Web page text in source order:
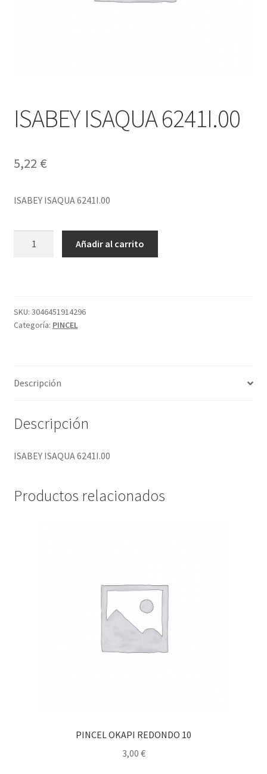
ISABEY ISAQUA 6241I.00
5,22 €
ISABEY ISAQUA 6241I.00
Añadir al carrito
SKU: 3046451914296
Categoría: PINCEL
Descripción
Descripción
ISABEY ISAQUA 6241I.00
Productos relacionados
PINCEL OKAPI REDONDO 10
3,00 €